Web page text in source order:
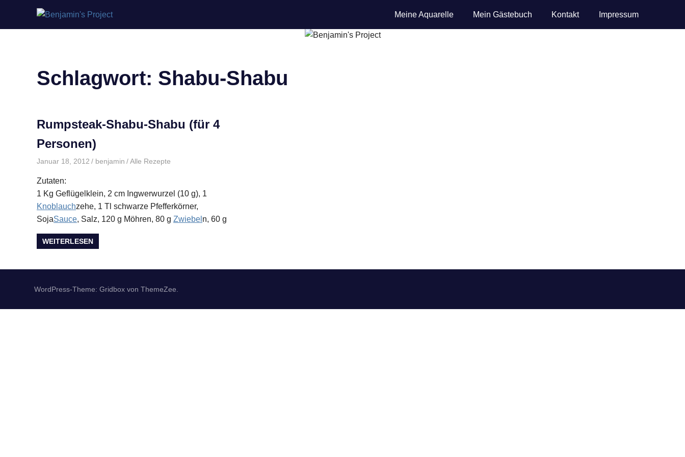
Meine Aquarelle Mein Gästebuch Kontakt Impressum
Schlagwort: Shabu-Shabu
Rumpsteak-Shabu-Shabu (für 4
Personen)
Januar 18, 2012 benjamin Alle Rezepte
Zutaten:
1 Kg Geflügelklein, 2 cm Ingwerwurzel (10 g), 1
Knoblauchzehe, 1 Tl schwarze Pfefferkörner,
SojaSauce, Salz, 120 g Möhren, 80 g Zwiebel n, 60 g
WEITERLESEN
WordPress-Theme: Gridbox von ThemeZee.